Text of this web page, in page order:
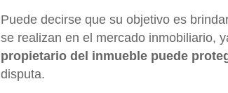
Puede decirse que su objetivo es
se realizan en el mercado inmobiliario,
propietario del inmueble puede
disputa.